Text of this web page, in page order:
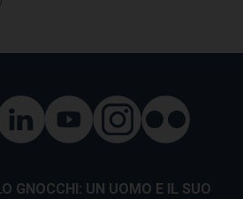
GNOCCHI: UN UOMO E IL SUO